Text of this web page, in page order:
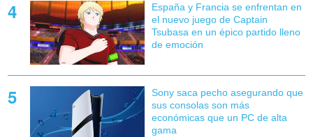
España y Francia se enfrentan en
el nuevo juego de Captain
Tsubasa en un épico partido lleno
de emoción
Sony saca pecho asegurando que
sus consolas son más
económicas que un PC de alta
gama